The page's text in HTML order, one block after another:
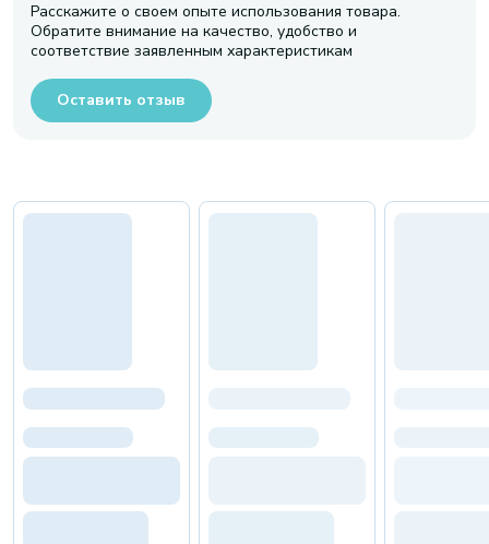
Расскажите о своем опыте использования товара.
Обратите внимание на качество, удобство и
соответствие заявленным характеристикам
Оставить отзыв